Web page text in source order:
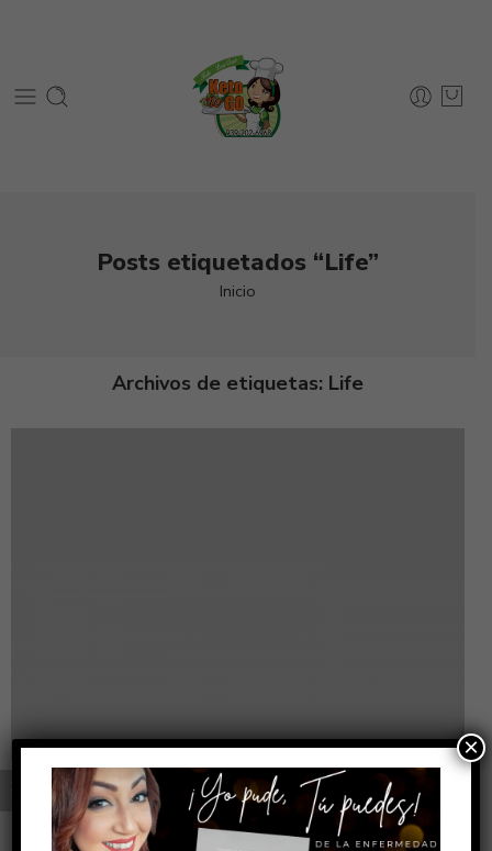
Posts etiquetados “Life”
Inicio
Archivos de etiquetas: Life
Everything but the clothes on your
back
×